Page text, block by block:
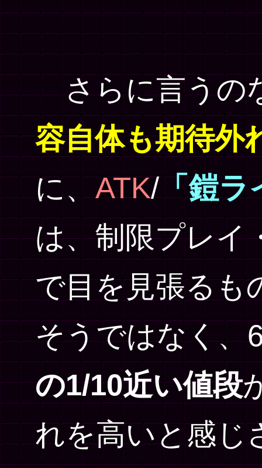
さらに言うの
容自体も期待外
に、ATK/「鎧ラ
は、制限プレイ
で目を見張るも
そうではなく、
の1/10近い値段
れを高いと感じ